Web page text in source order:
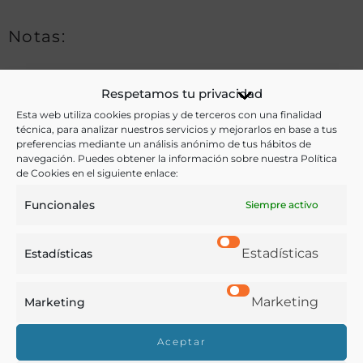
Respetamos tu privacidad
Esta web utiliza cookies propias y de terceros con una finalidad
técnica, para analizar nuestros servicios y mejorarlos en base a tus
preferencias mediante un análisis anónimo de tus hábitos de
navegación. Puedes obtener la información sobre nuestra Política
de Cookies en el siguiente enlace:
Funcionales Siempre activo
Estadísticas Estadísticas
Marketing Marketing
Aceptar
Notas:
Ver más libros de estas materias:
Bebidas,Dietética y nutrición,Medicina,Química
Ver más libros con las palabras clave:
Agua mineral, Enfermedad,Hidroterapia